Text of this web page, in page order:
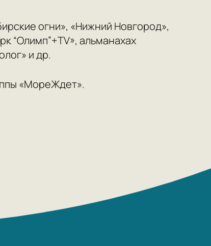
огни», «Нижний Новгород»,
“Олимп”+TV», альманахах
и др.
«МореЖдет».